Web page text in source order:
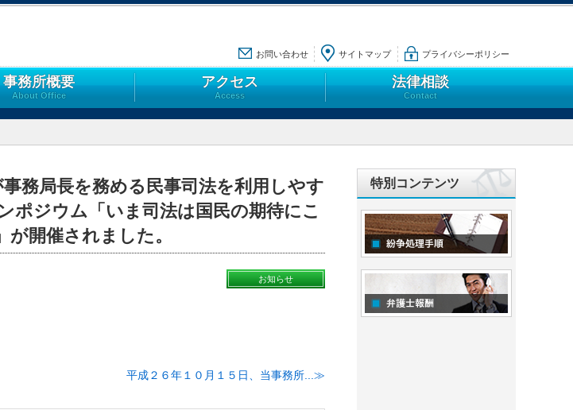
お問い合わせ サイトマップ プライバシーポリシー
事務所概要
About Office
アクセス
Access
法律相談
Contact
務局長を務める民事司法を利用しやす
ポジウム「いま司法は国民の期待にこ
開催されました。
お知らせ
平成２６年１０月１５日、当事務所...
特別コンテンツ